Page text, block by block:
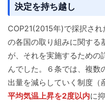
決定を持ち越し
COP21(2015年)で採択され
の各国の取り組みに関する
が、それを実施するための
んでした。６条では、複数
出量を減らしていく制度（
平均気温上昇を2度以内に